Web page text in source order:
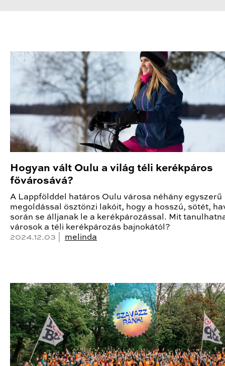
Hogyan vált Oulu a világ téli kerékpáros
fővárosává?
A Lappfölddel határos Oulu városa néhány egyszerű
megoldással ösztönzi lakóit, hogy a hosszú, sötét,
során se álljanak le a kerékpározással. Mit
városok a téli kerékpározás bajnokától?
2024.12.03 | melinda